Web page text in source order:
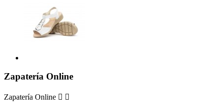
Zapatería Online
Zapatería Online  